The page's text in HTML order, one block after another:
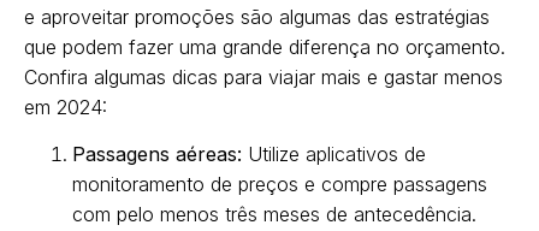
e aproveitar promoções são algumas das estratégias
que podem fazer uma grande diferença no orçamento.
Confira algumas dicas para viajar mais e gastar menos
em 2024:
Passagens aéreas: Utilize aplicativos de
monitoramento de preços e compre passagens
com pelo menos três meses de antecedência.